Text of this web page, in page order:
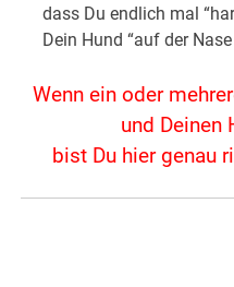
dass Du endlich mal
Dein Hund “auf der
Wenn ein oder
und Deinen
bist Du hier genau